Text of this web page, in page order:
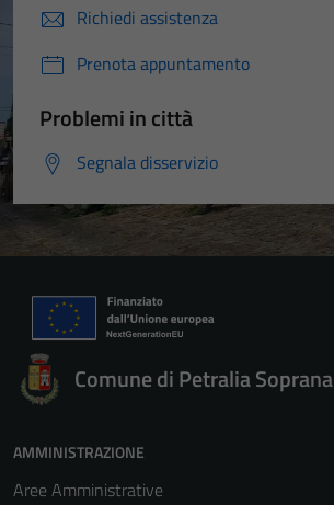
Richiedi assistenza
Prenota appuntamento
Problemi in città
Segnala disservizio
Comune di Petralia Soprana
AMMINISTRAZIONE
Aree Amministrative